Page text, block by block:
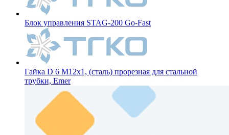
Блок управления STAG-200 Go-Fast
Гайка D 6 M12x1, (сталь) прорезная для стальной
трубки, Emer